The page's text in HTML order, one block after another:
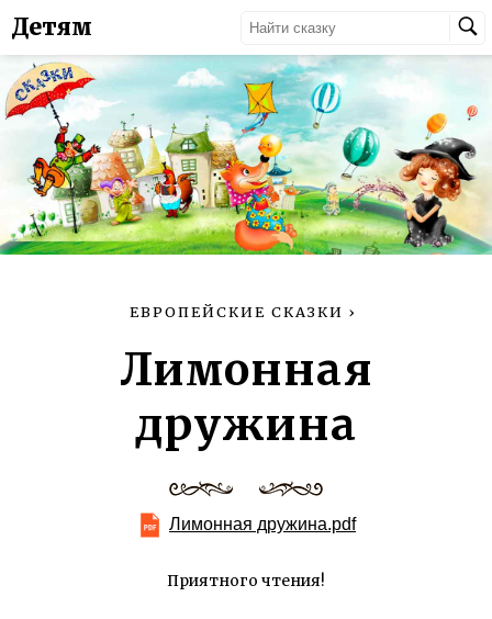
Детям
ЕВРОПЕЙСКИЕ СКАЗКИ ›
Лимонная
дружина
Лимонная дружина.pdf
Приятного чтения!